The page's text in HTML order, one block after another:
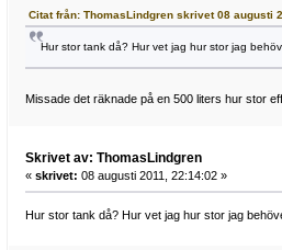
Citat från: ThomasLindgren skrivet 08 augusti
Hur stor tank då? Hur vet jag hur stor jag
Missade det räknade på en 500 liters hur stor
Skrivet av: ThomasLindgren
« skrivet: 08 augusti 2011, 22:14:02 »
Hur stor tank då? Hur vet jag hur stor jag